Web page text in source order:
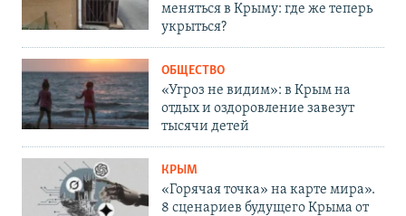
меняться в Крыму: где же теперь
укрыться?
ОБЩЕСТВО
«Угроз не видим»: в Крым на
отдых и оздоровление завезут
тысячи детей
КРЫМ
«Горячая точка» на карте мира».
8 сценариев будущего Крыма от